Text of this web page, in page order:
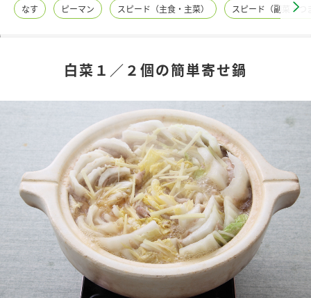
レシピ名特集
商品情報
酢 調味酢
お酢ドリンク ぽん酢
みりん風・料理酒 鍋用調味料
新商品一覧
キャンペーン情報
ブランド・スペシャルサイト
ブランド・スペシャルサイト トップ
商品ブランドサイト
Fibee（ファイビー）
企業情報
なす ピーマン スピード（主食・主菜） スピード（副菜・つ
白菜１／２個の簡単寄せ鍋